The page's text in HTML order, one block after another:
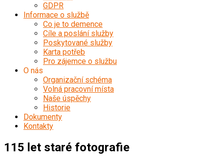
GDPR
Informace o službě
Co je to demence
Cíle a poslání služby
Poskytované služby
Karta potřeb
Pro zájemce o službu
O nás
Organizační schéma
Volná pracovní místa
Naše úspěchy
Historie
Dokumenty
Kontakty
115 let staré fotografie